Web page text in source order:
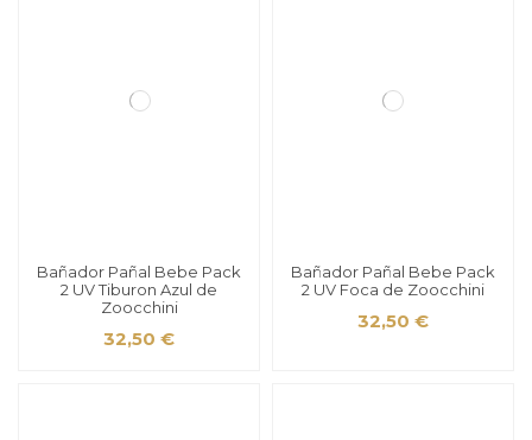
Bañador Pañal Bebe Pack
2 UV Tiburon Azul de
Zoocchini
32,50 €
Bañador Pañal Bebe Pack
2 UV Foca de Zoocchini
32,50 €